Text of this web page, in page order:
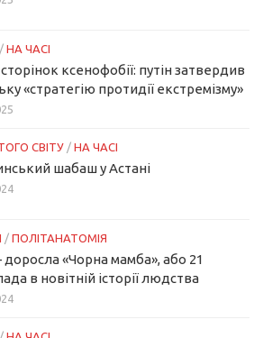
/ НА ЧАСІ
ксенофобії: путін затвердив
«стратегію протидії екстремізму»
ТОГО СВІТУ / НА ЧАСІ
шабаш у Астані
/ ПОЛІТАНАТОМІЯ
доросла «Чорна мамба», або 21
в новітній історії людства